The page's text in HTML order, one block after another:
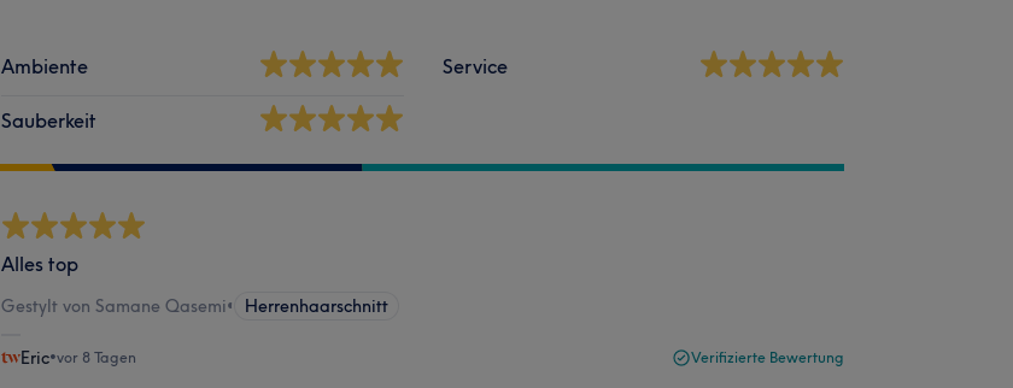
Ambiente
Sauberkeit
Service
Alles top
Gestylt von Samane Qasemi• Herrenhaarschnitt
Eric•vor 8 Tagen Verifizierte Bewertung